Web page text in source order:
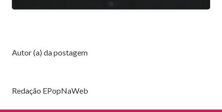
Autor (a) da postagem
Redação EPopNaWeb